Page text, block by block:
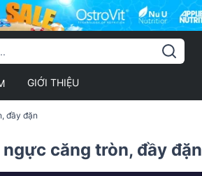
GIỚI THIỆU
đầy đặn
căng tròn, đầy đặn